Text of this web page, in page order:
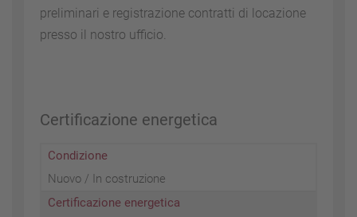
preliminari e registrazione contratti di locazione
presso il nostro ufficio.
Certificazione energetica
Condizione
Nuovo / In costruzione
Certificazione energetica